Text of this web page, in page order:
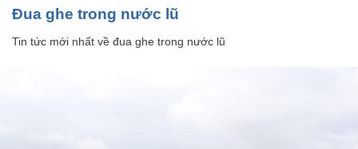
đua ghe trong nước lũ
Tin tức mới nhất về đua ghe trong nước lũ